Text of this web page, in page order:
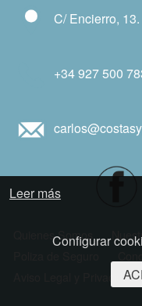
C/ Encierro,
+34 927 500
Quienes Somos
Aviso Legal y Privacidad
Leer más
Configurar